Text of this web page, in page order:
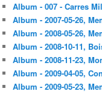
Album - 007 - Carres
Album - 2007-05-26,
Album - 2008-05-26,
Album - 2008-10-11,
Album - 2008-11-23,
Album - 2009-04-05,
Album - 2009-05-23,